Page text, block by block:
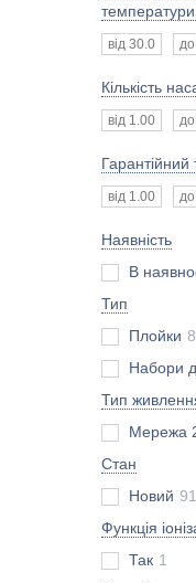
Кількість
Гарантійний
Наявність
В
Тип
Плойки
Набори
Тип
Мережа
Стан
Новий 91
Функція
Так 1